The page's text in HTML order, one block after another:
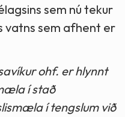
sem nú tekur
vatns sem afhent er
ohf. er hlynnt
í stað
í tengslum við